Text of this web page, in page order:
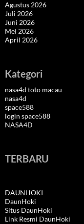
Agustus 2026
Juli 2026
Juni 2026
Mei 2026
April 2026
Kategori
nasa4d toto macau
nasa4d
space588
login space588
NASA4D
TERBARU
DAUNHOKI
DaunHoki
Situs DaunHoki
Link Resmi DaunHoki